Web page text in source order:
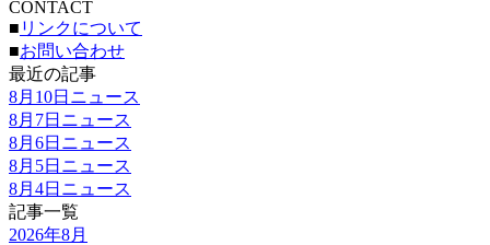
CONTACT
■ リンクについて
■お問い合わせ
最近の記事
8月10日ニュース
8月7日ニュース
8月6日ニュース
8月5日ニュース
8月4日ニュース
記事一覧
2026年8月